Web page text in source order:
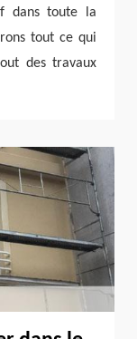
dans toute la
tout ce qui
des travaux